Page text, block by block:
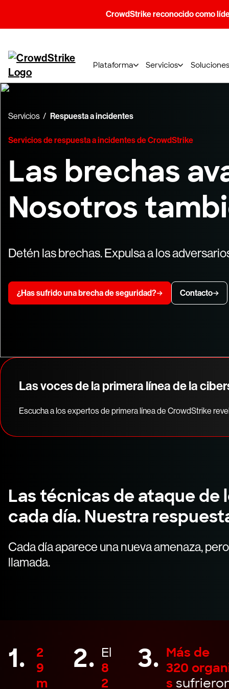
CrowdStrike reconocido como
Plataforma Servicios Soluciones
Servicios Respuesta a incidentes
Servicios de respuesta a incidentes de CrowdStrike
Las brechas
Nosotros
Detén las brechas. Expulsa a los
¿Has sufrido una brecha de seguridad? Contacto
Las voces de la primera línea de la
Escucha a los expertos de primera línea de CrowdStrike
Las técnicas de ataque
cada día. Nuestra
Cada día aparece una nueva amenaza,
llamada.
1.
2
9
m
2. El
8
2
3. Más de
320
s